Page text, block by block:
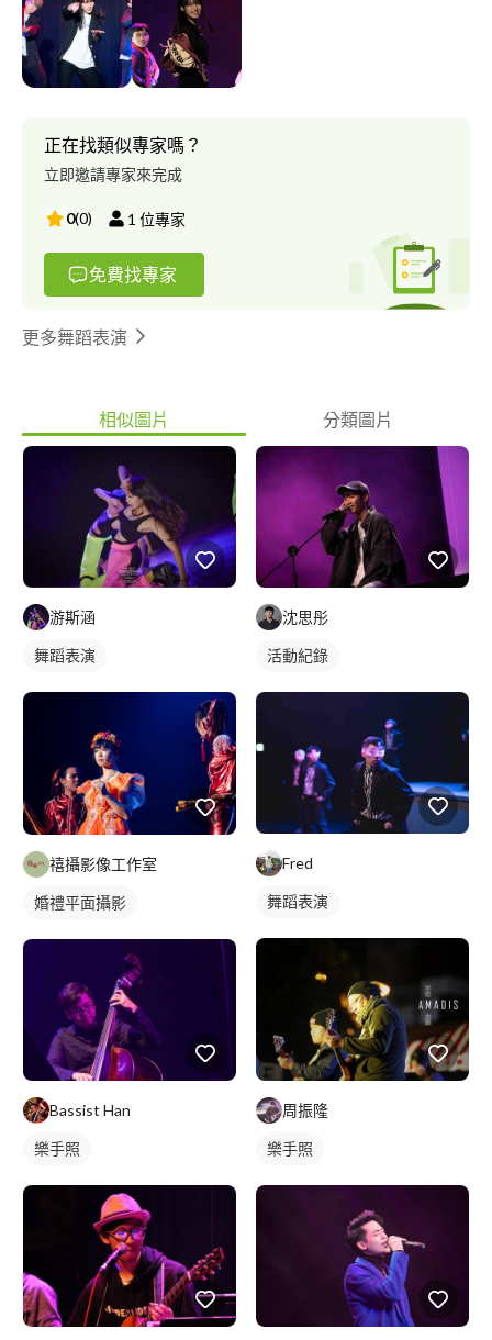
室以及自學跳舞共7年的經歷，在MV舞蹈的上最有心得，在
Youtube頻道、IG專頁累績了不少舞蹈Cover作品，同時透過大學
舞蹈社團，從商演到舞展，有過各種不同的表演、帶團經驗，也有
自行編排舞蹈的能力，並且經常利用課餘時間至舞蹈教室上課。
來跳舞吧! #經歷 2017、2018 國中班際舞王大賽 連兩年冠軍 (協助
帶領練舞) 2019 高中熱舞社 一年 2019 沒有維納斯 晚會表演(臺南
女中Jazz組) 2020 開設Youtube頻道(MV舞蹈Cover) 2022 中山大
學校內Random Dance比賽 第一名 2022 中山大學舞蹈社舞展<<舞
法抗拒的他>> 表演 2022 中山大學社團聯展表演 2022 中山大學舞
蹈社期初活動表演(帶團、編舞經驗) 2022 中山大學舞蹈社期末成
發表演(帶團經驗) 2022 10~12月中山大學舞蹈社 社課教學 (編舞、
教課經驗) 2022 臺灣無障礙協會邀約商演 2022 中山大學機電系慶
邀約商演 2022 中山大學七夕聯合聖誕趴 Make it December to
remember 邀約商演 2023 高屏地區就業博覽會邀約商演 2023 中
https://www.youtube.com/channel/UC0jiJX6epSw3hoh5MYRYbxQ
正在找類似專家嗎？
立即邀請專家來完成
0(0) 1 位專家
免費找專家
更多舞蹈表演
相似圖片 分類圖片
游斯涵
舞蹈表演
禧攝影像工作室
婚禮平面攝影
Bassist Han
樂手照
沈思彤
活動紀錄
Fred
舞蹈表演
周振隆
樂手照